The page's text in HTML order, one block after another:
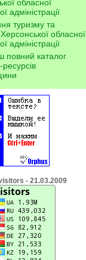
обласної
адміністрації
туризму та
Херсонської обласної
адміністрації
повний каталог
ресурсів
- 21.03.2009